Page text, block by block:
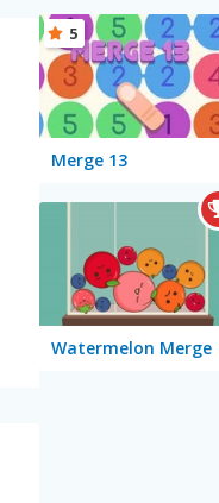
Merge 13
5
Watermelon Merge